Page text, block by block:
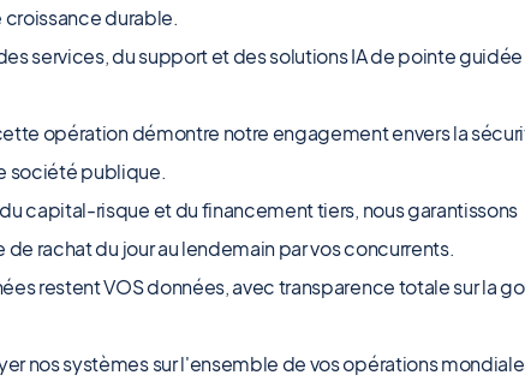
durable.
services, du support et des solutions IA de pointe guidée
opération démontre notre engagement envers la
société publique.
capital-risque et du financement tiers, nous garantissons
rachat du jour au lendemain par vos concurrents.
restent VOS données, avec transparence totale sur la
nos systèmes sur l'ensemble de vos opérations